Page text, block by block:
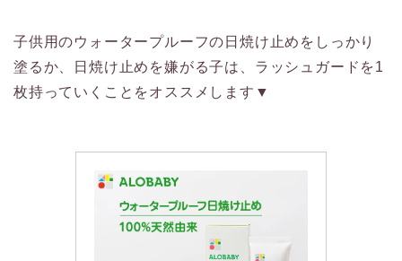
子供用のウォータープルーフの日焼け止めをしっかり
塗るか、日焼け止めを嫌がる子は、ラッシュガードを1
枚持っていくことをオススメします▼